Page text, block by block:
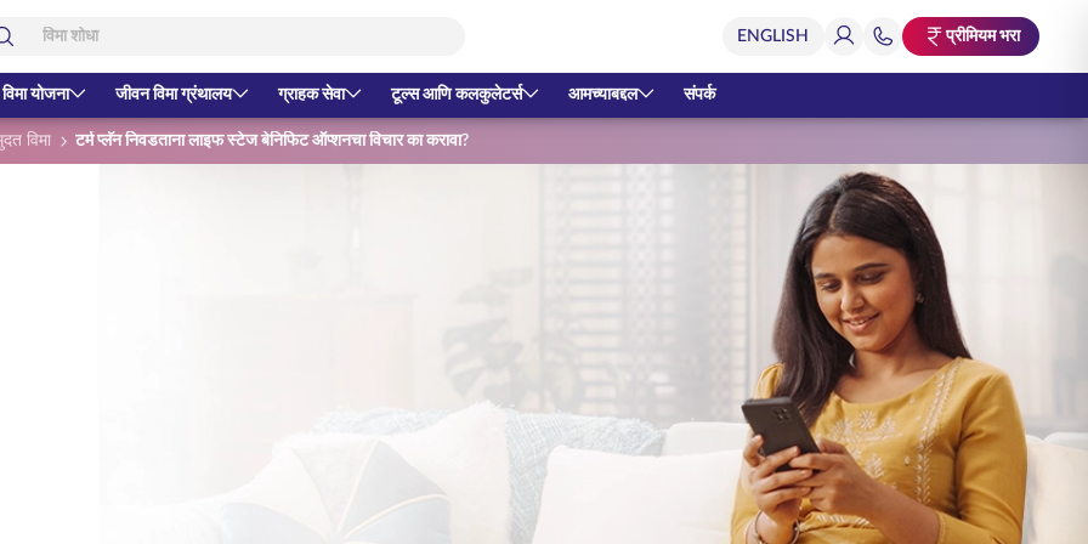
प्रीमियम भरा
योजना जीवन विमा ग्रंथालय ग्राहक सेवा टूल्स आणि कलकुलेटर्स आमच्याबद्दल संपर्क
विमा टर्म प्लॅन निवडताना लाइफ स्टेज बेनिफिट ऑप्शनचा विचार का करावा?